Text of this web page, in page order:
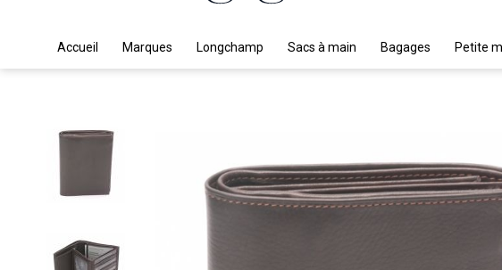
Accueil Marques Longchamp Sacs à main Bagages Petite
the